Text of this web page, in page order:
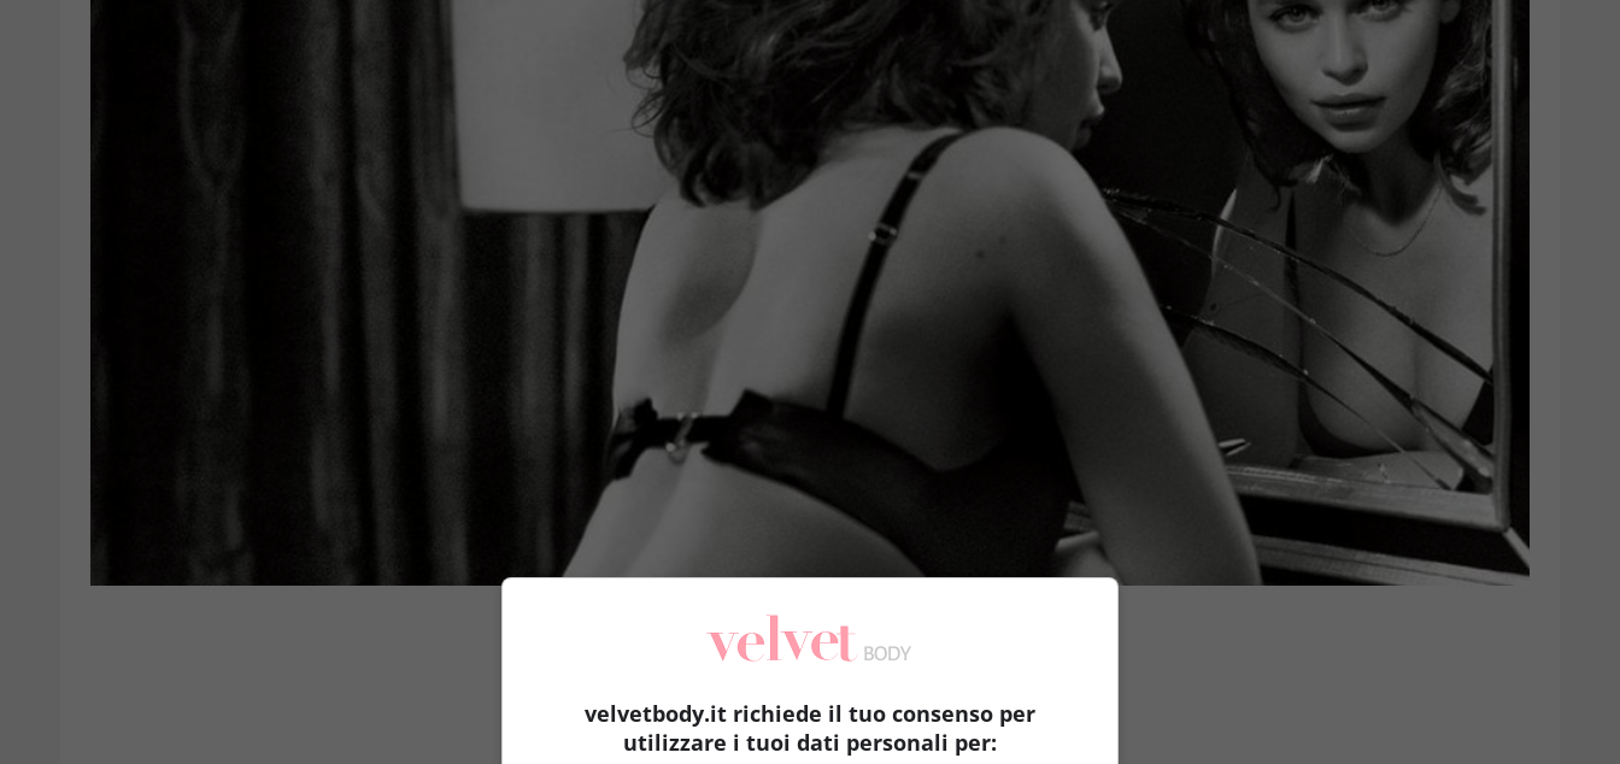
velvetbody.it richiede il tuo consenso per
utilizzare i tuoi dati personali per: